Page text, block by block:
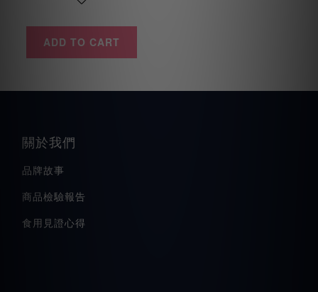
ADD TO CART
關於我們
品牌故事
商品檢驗報告
食用見證心得